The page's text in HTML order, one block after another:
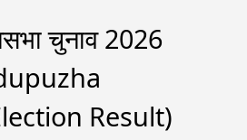
चुनाव 2026
Result)